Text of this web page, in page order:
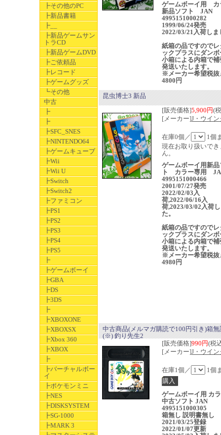
┣その他のPC
┣新品書籍
┣__
┣新品ゲームサン
トラCD
┣新品ゲームDVD
┣ご依頼品
┣レコード
┣ゲームグッズ
┗その他
中古
┣
┣
┣SFC_SNES
┣NINTENDO64
┣ゲームキューブ
┣Wii
┣Wii U
┣Switch
┣Switch2
┣ファミコン
┣PS1
┣PS2
┣PS3
┣PS4
┣PS5
┣
┣ゲームボーイ
┣GBA
┣DS
┣3DS
┣
┣XBOXONE
┣XBOXSX
┣Xbox 360
┣XBOX
┣
┣バーチャルボー
イ
┣ポケモンミニ
┣NES
┣DISKSYSTEM
┣SG-1000
┣MARK 3
ゲームボーイ用 カ
新品ソフト JAN
4995151000282
1999/06/24発売
2022/03/21入荷しま
紙箱の品ですのでレ
ックプラスにダン
小箱による内箱で補
発送いたします。
※メーカー希望税抜
4800円
昆虫博士3 新品
[販売価格]5,900円(
[メーカー]J・ウイン
在庫0個／
1個
現在お取り扱いでき
ん。
ゲームボーイ用新品
ト カラー専用
4995151000466
2001/07/27発売
2022/02/03入
荷,2022/06/16入
荷,2023/03/02入荷
た。
紙箱の品ですのでレ
ックプラスにダン
小箱による内箱で補
発送いたします。
※メーカー希望税抜
4980円
中古商品(メルマガ購読で100円引き)箱無
(※) 釣り先生2
[販売価格]990円(税
[メーカー]J・ウイン
在庫1個／ 1個
ゲームボーイ用 カ
中古ソフト JAN
4995151000305
箱無し 説明書無し
2021/03/25登録
2022/01/07更新